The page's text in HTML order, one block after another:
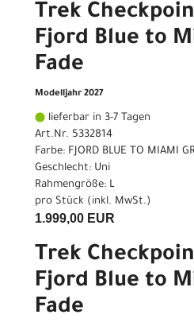
Trek
Fjord Blue to
Fade
Modelljahr 2027
lieferbar in 3-7 Tagen
Art.Nr. 5332814
Farbe: FJORD BLUE TO MIAMI
Geschlecht: Uni
Rahmengröße: L
pro Stück (inkl. MwSt.)
1.999,00 EUR
Trek
Fjord Blue to
Fade